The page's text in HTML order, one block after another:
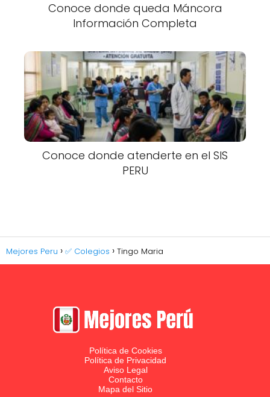
Conoce donde queda Máncora
Información Completa
Conoce donde atenderte en el SIS
PERU
Mejores Peru ✅ Colegios Tingo Maria
Política de Cookies
Política de Privacidad
Aviso Legal
Contacto
Mapa del Sitio